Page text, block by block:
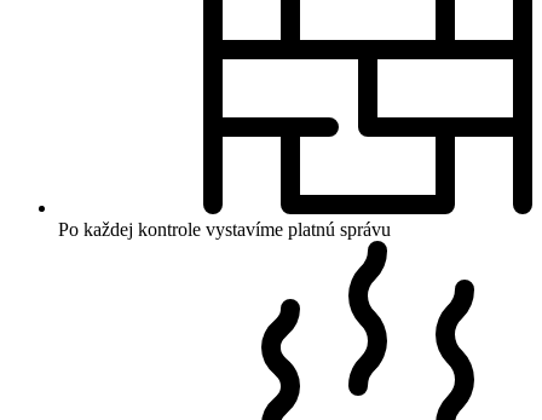
Po každej kontrole vystavíme platnú správu